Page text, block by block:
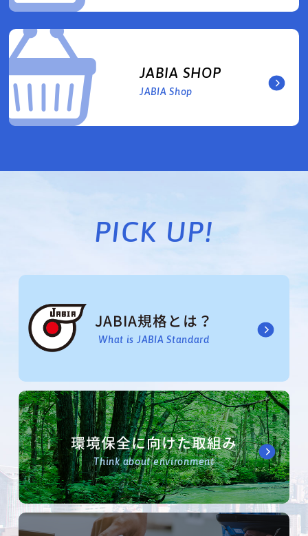
JABIA SHOP
JABIA Shop
PICK UP!
JABIA規格とは？
What is JABIA Standard
環境保全に向けた取組み
Think about environment